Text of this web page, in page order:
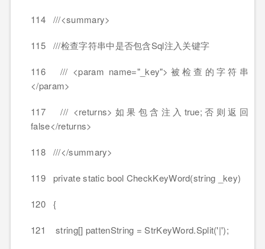
114 ///<summary>
115 ///检查字符串中是否包含Sql注入关键字
116 /// <param name="_key">被检查的字符串
</param>
117 /// <returns>如果包含注入true;否则返回
false</returns>
118 ///</summary>
119 private static bool CheckKeyWord(string _key)
120 {
121 string[] pattenString = StrKeyWord.Split('|');